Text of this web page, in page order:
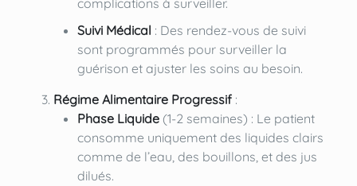
complications à surveiller.
Suivi Médical : Des rendez-vous de suivi
sont programmés pour surveiller la
guérison et ajuster les soins au besoin.
Régime Alimentaire Progressif:
Phase Liquide(1-2 semaines) : Le patient
consomme uniquement des liquides clairs
comme de l’eau, des bouillons, et des jus
dilués.